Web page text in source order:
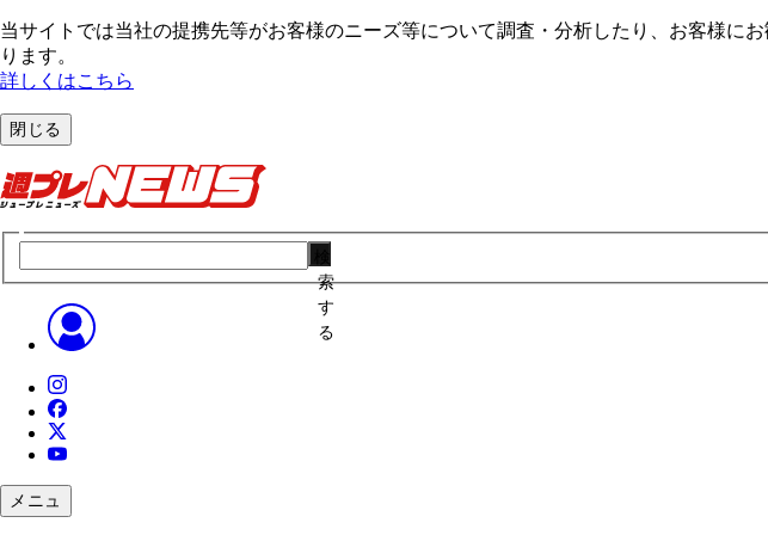
当サイトでは当社の提携先等がお客様のニーズ等について調査・分析したり、お客様に
ります。
詳しくはこちら
閉じる
索
す
る
メニュ